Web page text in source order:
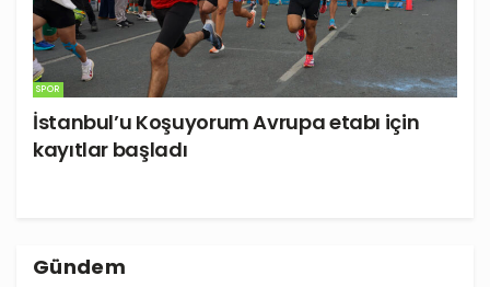
SPOR
İstanbul’u Koşuyorum Avrupa etabı için
kayıtlar başladı
Gündem